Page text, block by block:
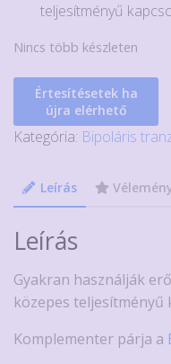
teljesítményű
Nincs több készleten
Értesítésetek ha
újra elérhető
Kategória: Bipoláris
Leírás
Leírás
Gyakran használják
közepes
Komplementer párja a